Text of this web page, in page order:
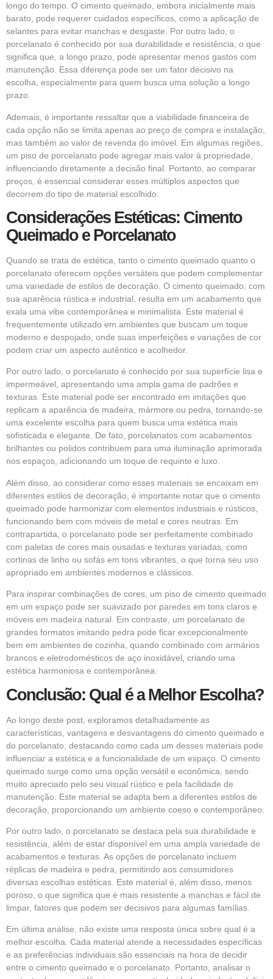
longo do tempo. O cimento queimado, embora inicialmente mais
barato, pode requerer cuidados específicos, como a aplicação de
selantes para evitar manchas e desgaste. Por outro lado, o
porcelanato é conhecido por sua durabilidade e resistência, o que
significa que, a longo prazo, pode apresentar menos gastos com
manutenção. Essa diferença pode ser um fator decisivo na
escolha, especialmente para quem busca uma solução a longo
prazo.
Ademais, é importante ressaltar que a viabilidade financeira de
cada opção não se limita apenas ao preço de compra e instalação,
mas também ao valor de revenda do imóvel. Em algumas regiões,
um piso de porcelanato pode agregar mais valor à propriedade,
influenciando diretamente a decisão final. Portanto, ao comparar
preços, é essencial considerar esses múltiplos aspectos que
decorrem do tipo de material escolhido.
Considerações Estéticas: Cimento
Queimado e Porcelanato
Quando se trata de estética, tanto o cimento queimado quanto o
porcelanato oferecem opções versáteis que podem complementar
uma variedade de estilos de decoração. O cimento queimado, com
sua aparência rústica e industrial, resulta em um acabamento que
exala uma vibe contemporânea e minimalista. Este material é
frequentemente utilizado em ambientes que buscam um toque
moderno e despojado, onde suas imperfeições e variações de cor
podem criar um aspecto autêntico e acolhedor.
Por outro lado, o porcelanato é conhecido por sua superfície lisa e
impermeável, apresentando uma ampla gama de padrões e
texturas. Este material pode ser encontrado em imitações que
replicam a aparência de madeira, mármore ou pedra, tornando-se
uma excelente escolha para quem busca uma estética mais
sofisticada e elegante. De fato, porcelanatos com acabamentos
brilhantes ou polidos contribuem para uma iluminação aprimorada
nos espaços, adicionando um toque de requinte e luxo.
Além disso, ao considerar como esses materiais se encaixam em
diferentes estilos de decoração, é importante notar que o cimento
queimado pode harmonizar com elementos industriais e rústicos,
funcionando bem com móveis de metal e cores neutras. Em
contrapartida, o porcelanato pode ser perfeitamente combinado
com paletas de cores mais ousadas e texturas variadas, como
cortinas de linho ou sofás em tons vibrantes, o que torna seu uso
apropriado em ambientes modernos e clássicos.
Para inspirar combinações de cores, um piso de cimento queimado
em um espaço pode ser suavizado por paredes em tons claros e
móveis em madeira natural. Em contraste, um porcelanato de
grandes formatos imitando pedra pode ficar excepcionalmente
bem em ambientes de cozinha, quando combinado com armários
brancos e eletrodomésticos de aço inoxidável, criando uma
estética harmoniosa e contemporânea.
Conclusão: Qual é a Melhor Escolha?
Ao longo deste post, exploramos detalhadamente as
características, vantagens e desvantagens do cimento queimado e
do porcelanato, destacando como cada um desses materiais pode
influenciar a estética e a funcionalidade de um espaço. O cimento
queimado surge como uma opção versátil e econômica, sendo
muito apreciado pelo seu visual rústico e pela facilidade de
manutenção. Este material se adapta bem a diferentes estilos de
decoração, proporcionando um ambiente coeso e contemporâneo.
Por outro lado, o porcelanato se destaca pela sua durabilidade e
resistência, além de estar disponível em uma ampla variedade de
acabamentos e texturas. As opções de porcelanato incluem
réplicas de madeira e pedra, permitindo aos consumidores
diversas escolhas estéticas. Este material é, além disso, menos
poroso, o que significa que é mais resistente a manchas e fácil de
limpar, fatores que podem ser decisivos para algumas famílias.
Em última análise, não existe uma resposta única sobre qual é a
melhor escolha. Cada material atende a necessidades específicas
e as preferências individuais são essenciais na hora de decidir
entre o cimento queimado e o porcelanato. Portanto, analisar o